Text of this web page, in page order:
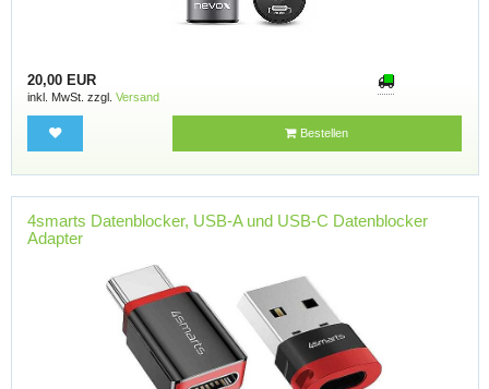
20,00 EUR
inkl. MwSt. zzgl. Versand
Bestellen
4smarts Datenblocker, USB-A und USB-C Datenblocker
Adapter